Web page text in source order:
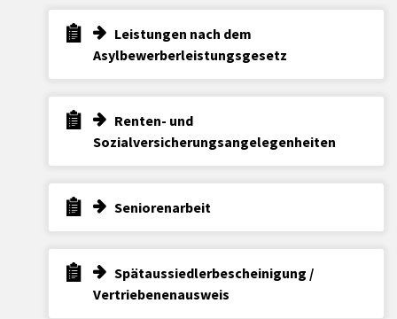
Leistungen nach dem
Asylbewerberleistungsgesetz
Renten- und
Sozialversicherungsangelegenheiten
Seniorenarbeit
Spätaussiedlerbescheinigung /
Vertriebenenausweis